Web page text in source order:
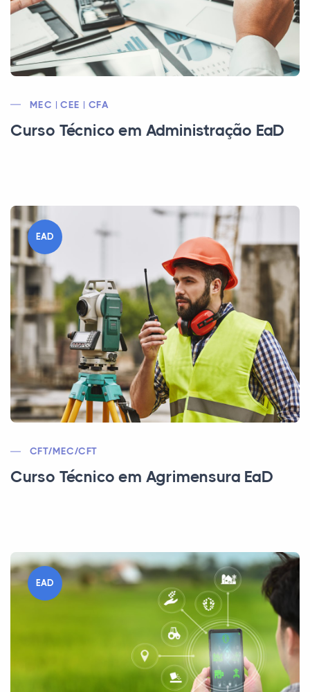
MEC | CEE | CFA
Curso Técnico em Administração EaD
EAD
CFT/MEC/CFT
Curso Técnico em Agrimensura EaD
EAD